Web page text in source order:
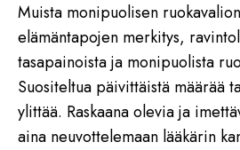
Muista monipuolisen
elämäntapojen merkitys,
tasapainoista ja monipuolista
Suositeltua päivittäistä määrää
ylittää. Raskaana olevia ja
aina neuvottelemaan lääkärin